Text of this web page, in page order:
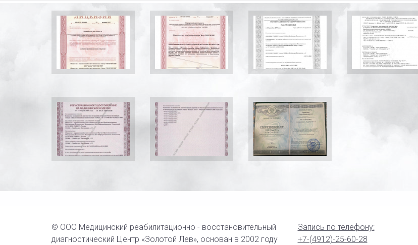
Запись по телефону:
+7-(4912)-25-60-28
© ООО Медицинский реабилитационно - восстановительный
диагностический Центр «Золотой Лев», основан в 2002 году